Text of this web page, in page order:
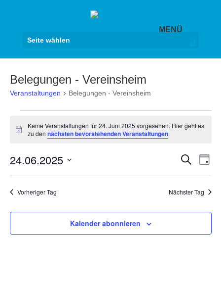
Seite wählen
Belegungen - Vereinsheim
Veranstaltungen Belegungen - Vereinsheim
für
Juni
2025
Hinweis
Keine Veranstaltungen für 24. Juni 2025 vorgesehen. Hier geht es
zu den nächsten bevorstehenden Veranstaltungen.
Suche
Tag
24.06.2025
Datum
wählen.
Vorheriger Tag Nächster Tag
Kalender abonnieren